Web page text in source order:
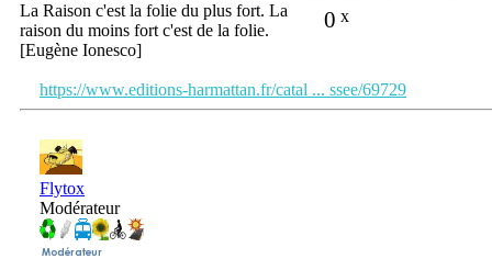
0 x
La Raison c'est la folie du plus fort. La
raison du moins fort c'est de la folie.
[Eugène Ionesco]
https://www.editions-harmattan.fr/catal ... ssee/69729
Flytox
Modérateur